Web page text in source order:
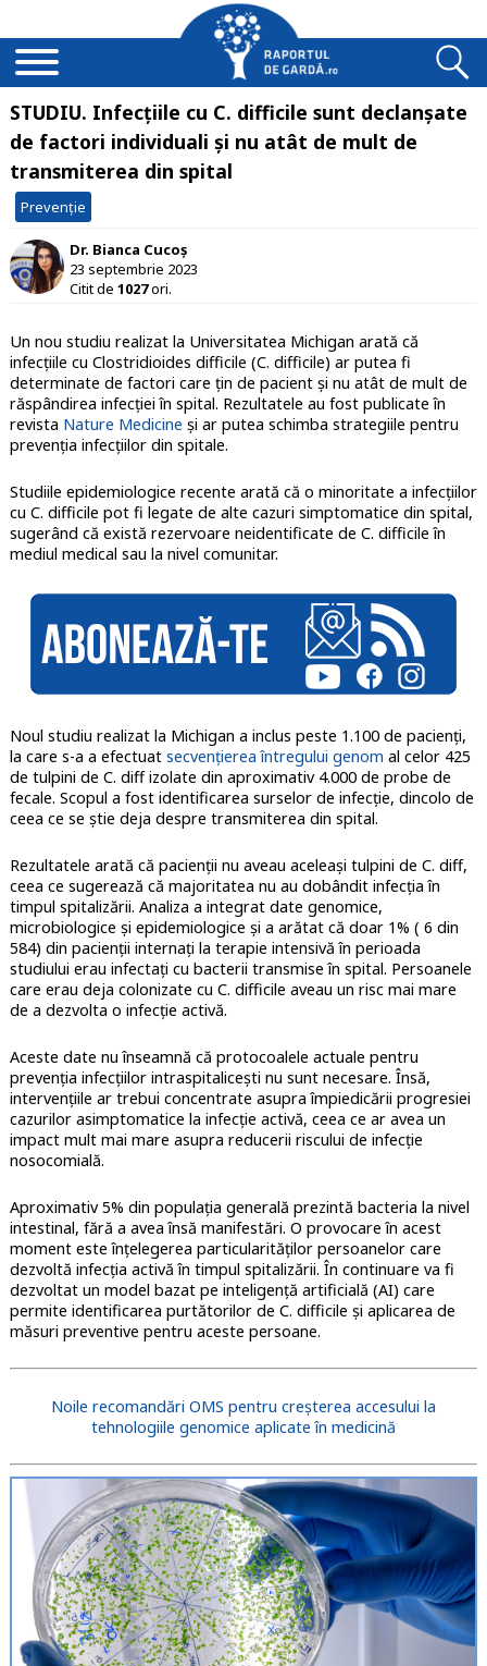
STUDIU. Infecțiile cu C. difficile sunt declanșate
de factori individuali și nu atât de mult de
transmiterea din spital
Prevenție
Dr. Bianca Cucoș
23 septembrie 2023
Citit de 1027ori.
Un nou studiu realizat la Universitatea Michigan arată că
infecțiile cu Clostridioides difficile (C. difficile) ar putea fi
determinate de factori care țin de pacient și nu atât de mult de
răspândirea infecției în spital. Rezultatele au fost publicate în
revista Nature Medicine și ar putea schimba strategiile pentru
prevenția infecțiilor din spitale.
Studiile epidemiologice recente arată că o minoritate a infecțiilor
cu C. difficile pot fi legate de alte cazuri simptomatice din spital,
sugerând că există rezervoare neidentificate de C. difficile în
mediul medical sau la nivel comunitar.
Noul studiu realizat la Michigan a inclus peste 1.100 de pacienți,
la care s-a a efectuatsecvențierea întregului genom al celor 425
de tulpini de C. diff izolate din aproximativ 4.000 de probe de
fecale. Scopul a fost identificarea surselor de infecție, dincolo de
ceea ce se știe deja despre transmiterea din spital.
Rezultatele arată că pacienții nu aveau aceleași tulpini de C. diff,
ceea ce sugerează că majoritatea nu au dobândit infecția în
timpul spitalizării. Analiza a integrat date genomice,
microbiologice și epidemiologice și a arătat că doar 1% ( 6 din
584) din pacienții internați la terapie intensivă în perioada
studiului erau infectați cu bacterii transmise în spital. Persoanele
care erau deja colonizate cu C. difficile aveau un risc mai mare
de a dezvolta o infecție activă.
Aceste date nu înseamnă că protocoalele actuale pentru
prevenția infecțiilor intraspitalicești nu sunt necesare. Însă,
intervențiile ar trebui concentrate asupra împiedicării progresiei
cazurilor asimptomatice la infecție activă, ceea ce ar avea un
impact mult mai mare asupra reducerii riscului de infecție
nosocomială.
Aproximativ 5% din populația generală prezintă bacteria la nivel
intestinal, fără a avea însă manifestări. O provocare în acest
moment este înțelegerea particularităților persoanelor care
dezvoltă infecția activă în timpul spitalizării. În continuare va fi
dezvoltat un model bazat pe inteligență artificială (AI) care
permite identificarea purtătorilor de C. difficile și aplicarea de
măsuri preventive pentru aceste persoane.
Noile recomandări OMS pentru creșterea accesului la
tehnologiile genomice aplicate în medicină